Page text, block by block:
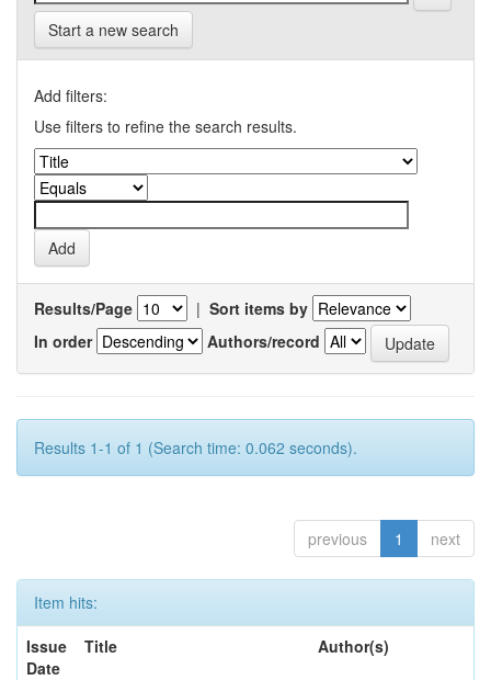
Start a new search
Add filters:
Use filters to refine the search results.
Results/Page | Sort items by
In order
Authors/record
Results 1-1 of 1 (Search time: 0.062 seconds).
previous 1 next
Item hits:
Issue
Date
Title Author(s)